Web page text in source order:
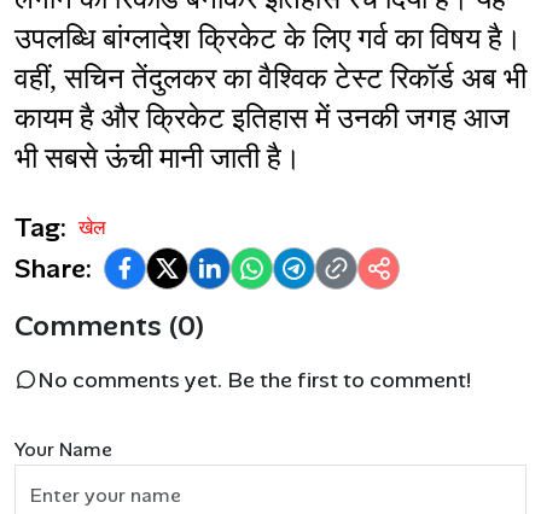
उपलब्धि बांग्लादेश क्रिकेट के लिए गर्व का विषय है।
वहीं, सचिन तेंदुलकर का वैश्विक टेस्ट रिकॉर्ड अब भी
कायम है और क्रिकेट इतिहास में उनकी जगह आज
भी सबसे ऊंची मानी जाती है।
Tag: खेल
Share:
Comments (0)
No comments yet. Be the first to comment!
Your Name